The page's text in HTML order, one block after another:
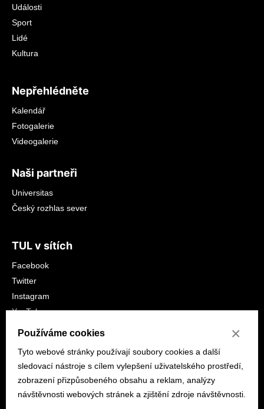
Události
Sport
Lidé
Kultura
Nepřehlédněte
Kalendář
Fotogalerie
Videogalerie
Naši partneři
Universitas
Český rozhlas sever
TUL v sítích
Facebook
Twitter
Instagram
YouTube
LinkedIn
Používáme cookies
Tyto webové stránky používají soubory cookies a další
sledovací nástroje s cílem vylepšení uživatelského prostředí,
zobrazení přizpůsobeného obsahu a reklam, analýzy
návštěvnosti webových stránek a zjištění zdroje návštěvnosti.
×